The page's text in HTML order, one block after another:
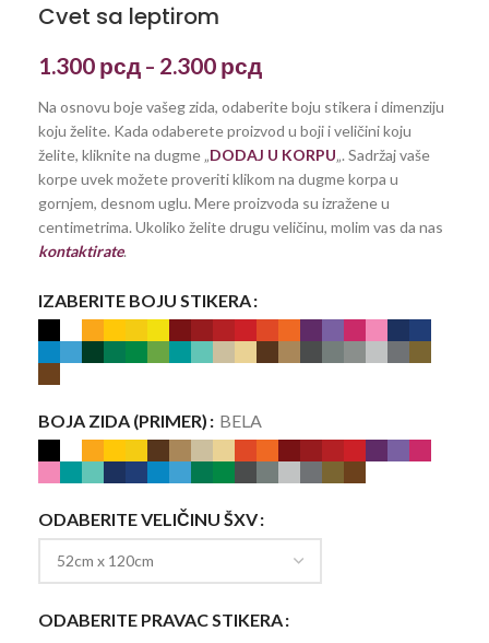
Cvet sa leptirom
1.300 рсд – 2.300 рсд
Na osnovu boje vašeg zida, odaberite boju stikera i dimenziju
koju želite. Kada odaberete proizvod u boji i veličini koju
želite, kliknite na dugme „DODAJ U KORPU„. Sadržaj vaše
korpe uvek možete proveriti klikom na dugme korpa u
gornjem, desnom uglu. Mere proizvoda su izražene u
centimetrima. Ukoliko želite drugu veličinu, molim vas da nas
kontaktirate.
IZABERITE BOJU STIKERA
BOJA ZIDA (PRIMER) BELA
ODABERITE VELIČINU ŠXV
ODABERITE PRAVAC STIKERA